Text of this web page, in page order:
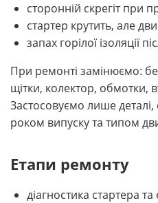
сторонній скрегіт при
стартер крутить, але
запах горілої ізоляції
При ремонті замінюємо:
щітки, колектор, обмотки,
Застосовуємо лише деталі,
роком випуску та типом
Етапи ремонту
діагностика стартера